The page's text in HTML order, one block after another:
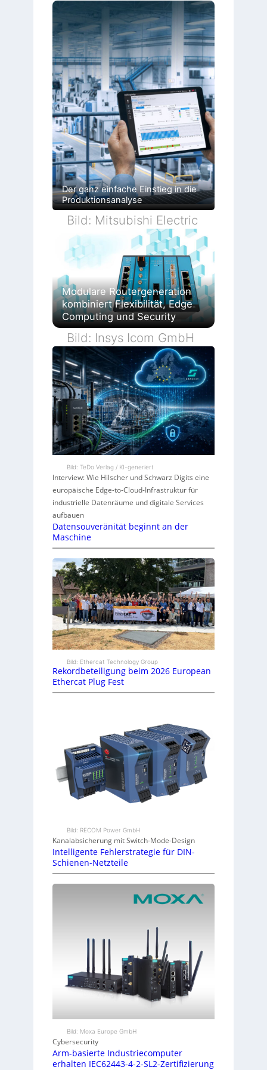
Der ganz einfache Einstieg in die
Produktionsanalyse
Bild: Mitsubishi Electric
Modulare Routergeneration
kombiniert Flexibilität, Edge
Computing und Security
Bild: Insys Icom GmbH
Bild: TeDo Verlag / KI-generiert
Interview: Wie Hilscher und Schwarz Digits eine
europäische Edge-to-Cloud-Infrastruktur für
industrielle Datenräume und digitale Services
aufbauen
Datensouveränität beginnt an der
Maschine
Bild: Ethercat Technology Group
Rekordbeteiligung beim 2026 European
Ethercat Plug Fest
Bild: RECOM Power GmbH
Kanalabsicherung mit Switch-Mode-Design
Intelligente Fehlerstrategie für DIN-
Schienen-Netzteile
Bild: Moxa Europe GmbH
Cybersecurity
Arm-basierte Industriecomputer
erhalten IEC62443-4-2-SL2-Zertifizierung